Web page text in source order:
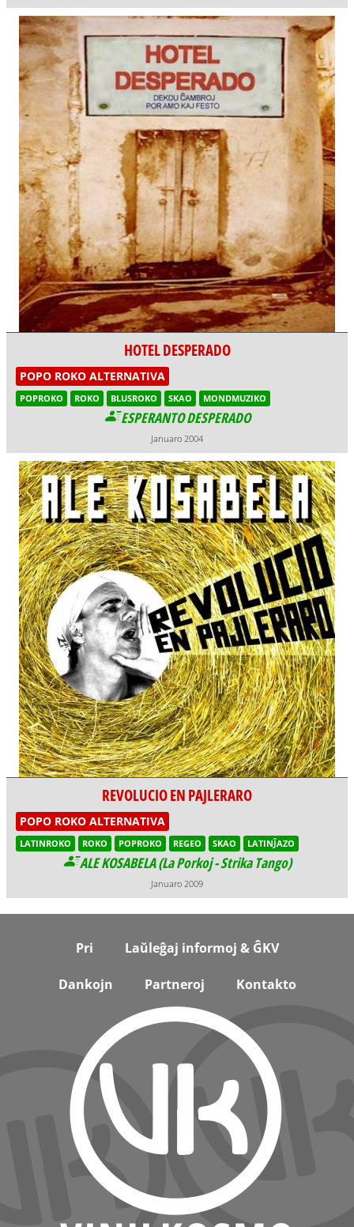
HOTEL DESPERADO
POPO ROKO ALTERNATIVA
POPROKO ROKO BLUSROKO SKAO MONDMUZIKO
ESPERANTO DESPERADO
Januaro 2004
REVOLUCIO EN PAJLERARO
POPO ROKO ALTERNATIVA
LATINROKO ROKO POPROKO REGEO SKAO LATINĴAZO
ALE KOSABELA (La Porkoj - Strika Tango)
Januaro 2009
Pri Laŭleĝaj informoj & ĜKV
Dankojn Partneroj Kontakto